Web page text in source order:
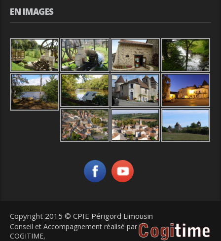
EN IMAGES
Copyright 2015 © CPIE Périgord Limousin
Conseil et Accompagnement réalisé par
COGITIME,